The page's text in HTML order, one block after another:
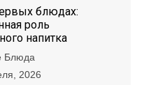
блюдах:
роль
напитка
Блюда
2026